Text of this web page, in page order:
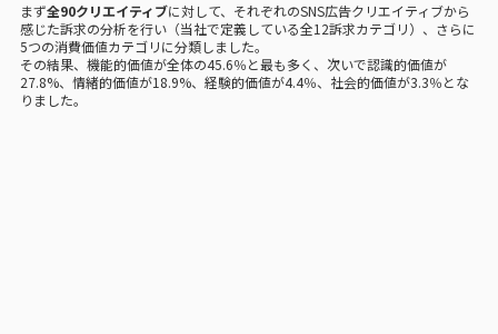
まず全90クリエイティブに対して、それぞれのSNS広告クリエイティブから
感じた訴求の分析を行い（当社で定義している全12訴求カテゴリ）、さらに
5つの消費価値カテゴリに分類しました。
その結果、機能的価値が全体の45.6％と最も多く、次いで認識的価値が
27.8%、情緒的価値が18.9%、経験的価値が4.4％、社会的価値が3.3％とな
りました。